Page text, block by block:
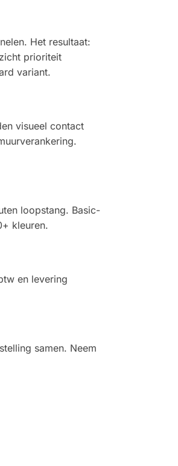
Het resultaat:
prioriteit
variant.
visueel contact
loopstang. Basic-
kleuren.
en levering
samen. Neem